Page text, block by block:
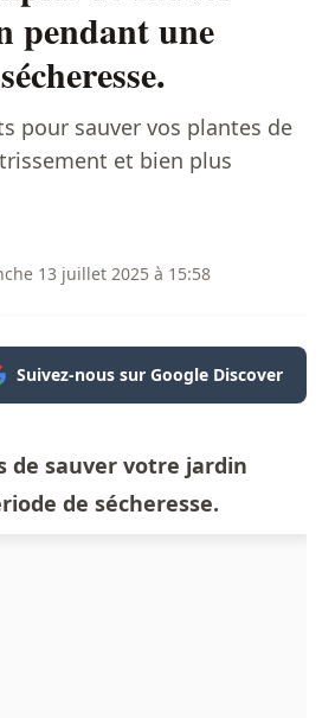
pendant une
pour sauver vos plantes de
et bien plus
13 juillet 2025 à 15:58
Suivez-nous sur Google Discover
de sauver votre jardin
de sécheresse.